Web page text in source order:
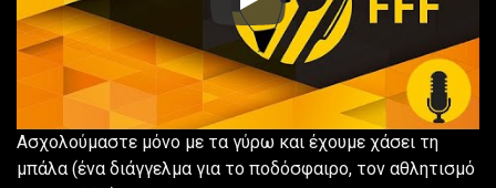
https://www.youtube.com/embed/
Ασχολούμαστε μόνο με τα γύρω και έχουμε χάσει τη
μπάλα (ένα διάγγελμα για το ποδόσφαιρο, τον αθλητισμό